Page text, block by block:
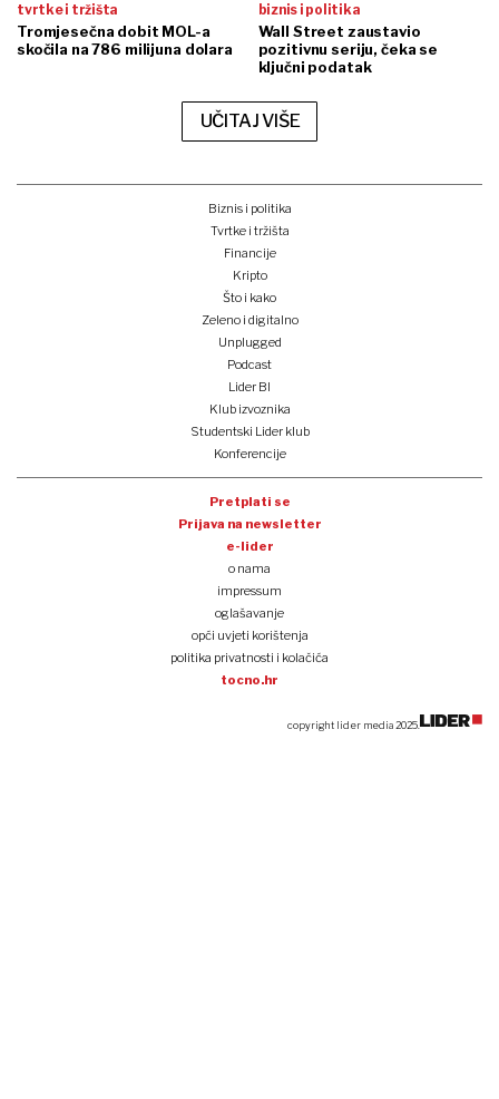
tvrtke i tržišta
Tromjesečna dobit MOL-a
skočila na 786 milijuna dolara
biznis i politika
Wall Street zaustavio
pozitivnu seriju, čeka se
ključni podatak
UČITAJ VIŠE
Biznis i politika
Tvrtke i tržišta
Financije
Kripto
Što i kako
Zeleno i digitalno
Unplugged
Podcast
Lider BI
Klub izvoznika
Studentski Lider klub
Konferencije
Pretplati se
Prijava na newsletter
e-lider
o nama
impressum
oglašavanje
opći uvjeti korištenja
politika privatnosti i kolačića
tocno.hr
copyright lider media 2025.